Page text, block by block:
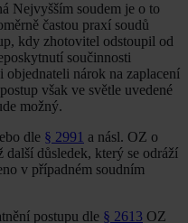
Nejvyšším soudem je o to
častou praxí soudů
kdy zhotovitel odstoupil od
součinnosti
objednateli nárok na zaplacení
však ve světle uvedené
možný.
dle § 2991 a násl. OZ o
další důsledek, který se odráží
v případném soudním
postupu dle § 2613 OZ